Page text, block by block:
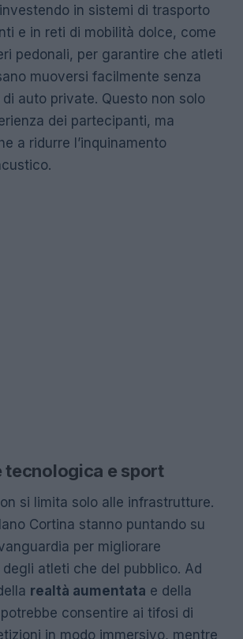
in sistemi di trasporto
e in reti di mobilità dolce, come
pedonali, per garantire che atleti
muoversi facilmente senza
di auto private. Questo non solo
dei partecipanti, ma
a ridurre l’inquinamento
tecnologica e sport
si limita solo alle infrastrutture.
Cortina stanno puntando su
per migliorare
degli atleti che del pubblico. Ad
realtà aumentata e della
potrebbe consentire ai tifosi di
in modo immersivo, mentre